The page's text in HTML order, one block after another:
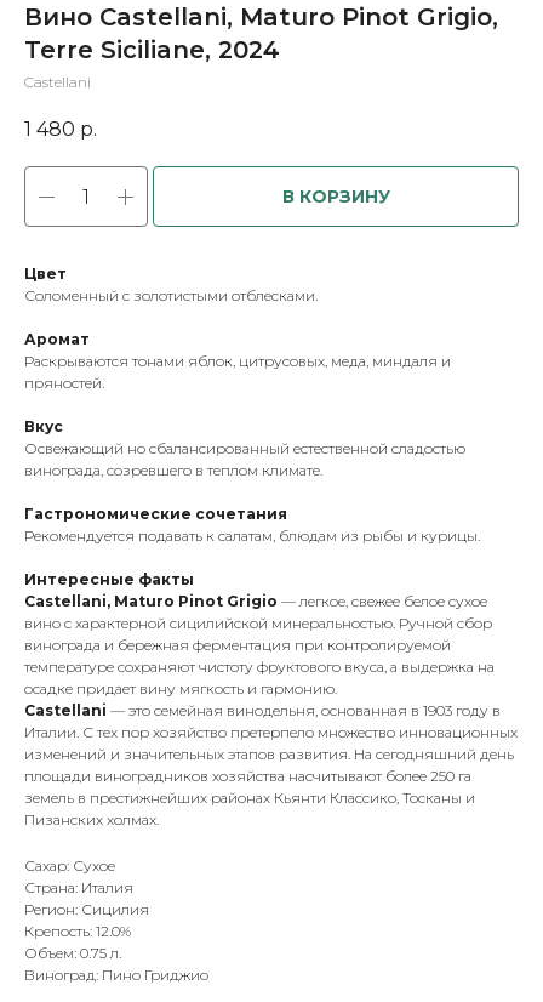
Вино Castellani, Maturo Pinot Grigio,
Terre Siciliane, 2024
Castellani
1 480 р.
В КОРЗИНУ
Цвет
Соломенный с золотистыми отблесками.
Аромат
Раскрываются тонами яблок, цитрусовых, меда, миндаля и
пряностей.
Вкус
Освежающий но сбалансированный естественной сладостью
винограда, созревшего в теплом климате.
Гастрономические сочетания
Рекомендуется подавать к салатам, блюдам из рыбы и курицы.
Интересные факты
Castellani, Maturo Pinot Grigio — легкое, свежее белое сухое
вино с характерной сицилийской минеральностью. Ручной сбор
винограда и бережная ферментация при контролируемой
температуре сохраняют чистоту фруктового вкуса, а выдержка на
осадке придает вину мягкость и гармонию.
Castellani — это семейная винодельня, основанная в 1903 году в
Италии. С тех пор хозяйство претерпело множество инновационных
изменений и значительных этапов развития. На сегодняшний день
площади виноградников хозяйства насчитывают более 250 га
земель в престижнейших районах Кьянти Классико, Тосканы и
Пизанских холмах.
Сахар: Сухое
Страна: Италия
Регион: Сицилия
Крепость: 12.0%
Объем: 0.75 л.
Виноград: Пино Гриджио